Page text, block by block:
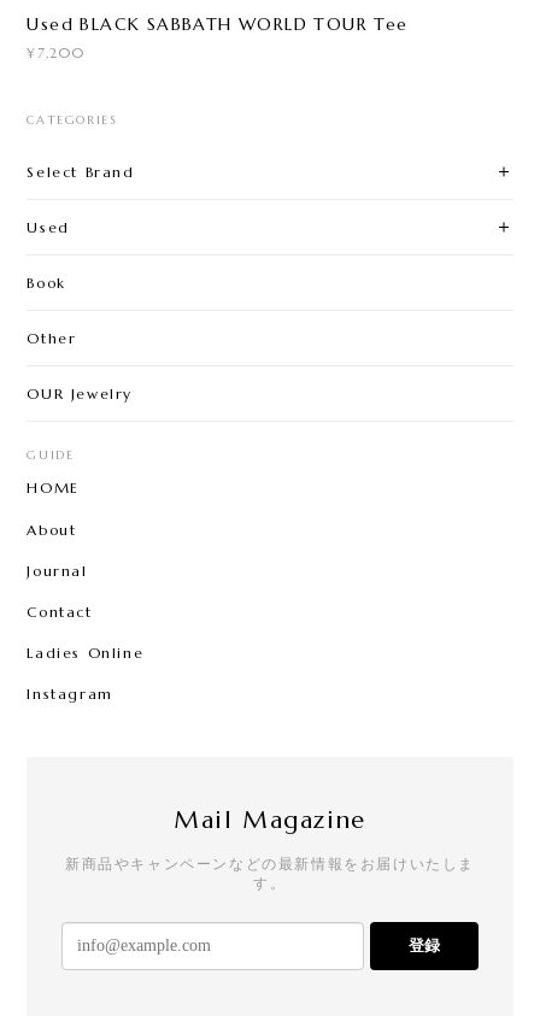
Used BLACK SABBATH WORLD TOUR Tee
¥7,200
CATEGORIES
Select Brand
Used
Book
Other
OUR Jewelry
GUIDE
HOME
About
Journal
Contact
Ladies Online
Instagram
Mail Magazine
新商品やキャンペーンなどの最新情報をお届けいたしま
す。
登録